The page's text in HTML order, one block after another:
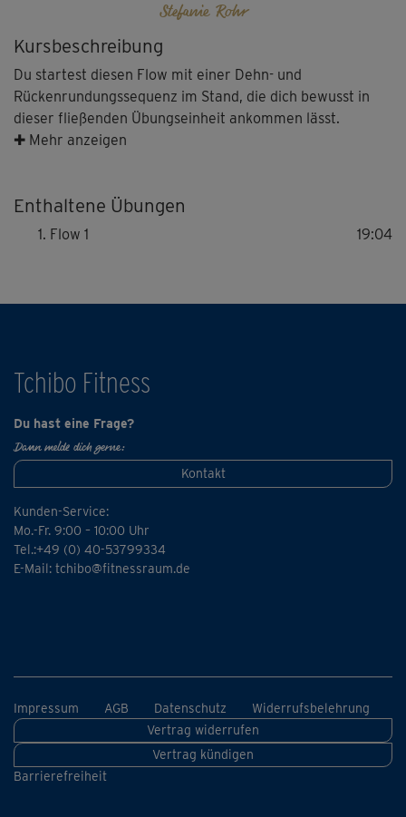
Kursbeschreibung
Du startest diesen Flow mit einer Dehn- und
Rückenrundungssequenz im Stand, die dich bewusst in
dieser fließenden Übungseinheit ankommen lässt.
Danach machst du zusammen mit Steffi und ihrem Co-
erwärmen und den Rücken kräftigen. Durch die
Drehbewegungen im Stand und am Boden werden
✚ Mehr anzeigen
Enthaltene Übungen
Flow 1 19:04
Stefanie Rohr
Tchibo Fitness
Du hast eine Frage?
Dann melde dich gerne:
Kontakt
Kunden-Service:
Mo.-Fr. 9:00 – 10:00 Uhr
Tel.:+49 (0) 40-53799334
E-Mail: tchibo@fitnessraum.de
Impressum AGB Datenschutz
Widerrufsbelehrung
Vertrag widerrufen
Vertrag kündigen
Barrierefreiheit